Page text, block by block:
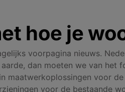
hoe je
voorpagina nieuws.
dan moeten we van
maatwerkoplossingen voor
voor de bestaande